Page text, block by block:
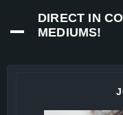
DIRECT IN
MEDIUMS!